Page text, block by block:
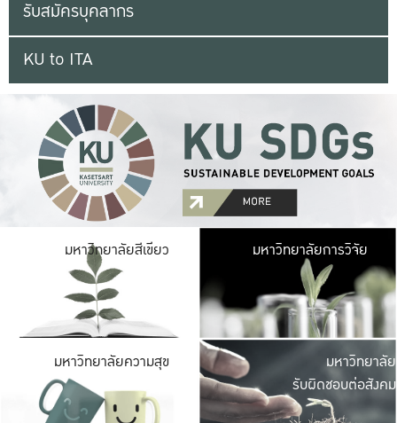
รับสมัครบุคลากร
KU to ITA
มหาวิทยาลัยสีเขียว มหาวิ
มีพื้นที่เขียวสดใส
เป็นป่าในเมือง เกษต
มหาวิทยาลัยการวิจัย
มหาวิทยาลัยความสุข มหาวิ
ค
เปิดประ
และพบเรื่องราวใ
มหาวิทยาลัย
รับผิดชอบต่อสังคม